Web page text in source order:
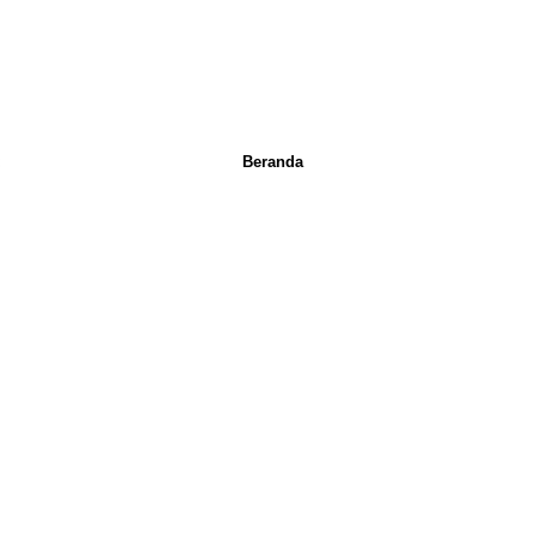
Beranda